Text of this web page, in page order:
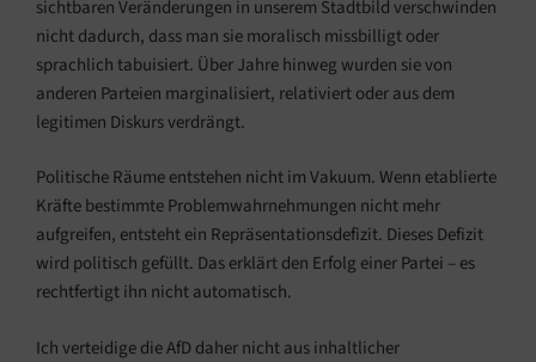
sichtbaren Veränderungen in unserem Stadtbild verschwinden
nicht dadurch, dass man sie moralisch missbilligt oder
sprachlich tabuisiert. Über Jahre hinweg wurden sie von
anderen Parteien marginalisiert, relativiert oder aus dem
legitimen Diskurs verdrängt.
Politische Räume entstehen nicht im Vakuum. Wenn etablierte
Kräfte bestimmte Problemwahrnehmungen nicht mehr
aufgreifen, entsteht ein Repräsentationsdefizit. Dieses Defizit
wird politisch gefüllt. Das erklärt den Erfolg einer Partei – es
rechtfertigt ihn nicht automatisch.
Ich verteidige die AfD daher nicht aus inhaltlicher